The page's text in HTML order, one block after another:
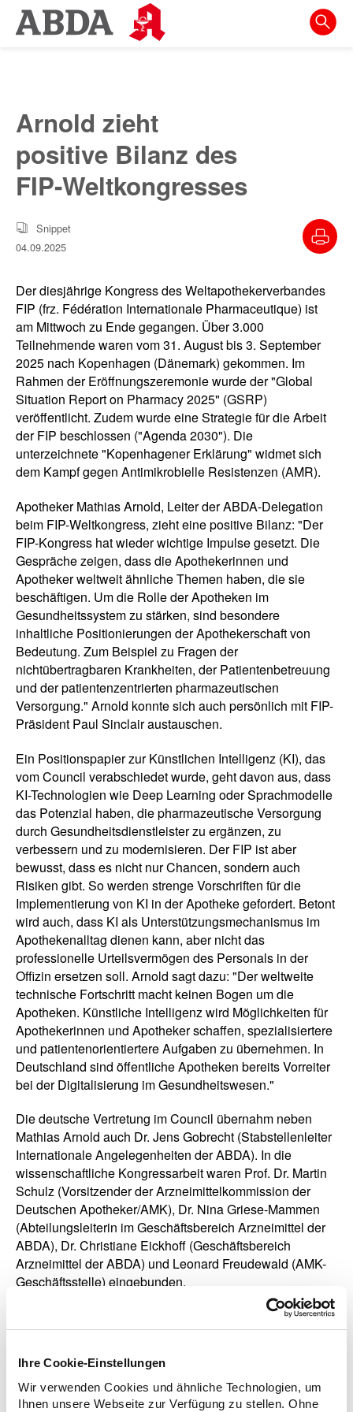
Ihre Cookie-Einstellungen
Wir verwenden Cookies und ähnliche Technologien, um
Ihnen unsere Webseite zur Verfügung zu stellen. Ohne
Springe
direkt
zur
Meta-
Navigation
Inhalt
zur
Arnold zieht
positive Bilanz des
FIP-Weltkongresses
Snippet
04.09.2025
Der diesjährige Kongress des Weltapothekerverbandes
FIP (frz. Fédération Internationale Pharmaceutique) ist
am Mittwoch zu Ende gegangen. Über 3.000
Teilnehmende waren vom 31. August bis 3. September
2025 nach Kopenhagen (Dänemark) gekommen. Im
Rahmen der Eröffnungszeremonie wurde der "Global
Situation Report on Pharmacy 2025" (GSRP)
veröffentlicht. Zudem wurde eine Strategie für die Arbeit
der FIP beschlossen ("Agenda 2030"). Die
unterzeichnete "Kopenhagener Erklärung" widmet sich
dem Kampf gegen Antimikrobielle Resistenzen (AMR).
Apotheker Mathias Arnold, Leiter der ABDA-Delegation
beim FIP-Weltkongress, zieht eine positive Bilanz: "Der
FIP-Kongress hat wieder wichtige Impulse gesetzt. Die
Gespräche zeigen, dass die Apothekerinnen und
Apotheker weltweit ähnliche Themen haben, die sie
beschäftigen. Um die Rolle der Apotheken im
Gesundheitssystem zu stärken, sind besondere
inhaltliche Positionierungen der Apothekerschaft von
Bedeutung. Zum Beispiel zu Fragen der
nichtübertragbaren Krankheiten, der Patientenbetreuung
und der patientenzentrierten pharmazeutischen
Versorgung." Arnold konnte sich auch persönlich mit FIP-
Präsident Paul Sinclair austauschen.
Ein Positionspapier zur Künstlichen Intelligenz (KI), das
vom Council verabschiedet wurde, geht davon aus, dass
KI-Technologien wie Deep Learning oder Sprachmodelle
das Potenzial haben, die pharmazeutische Versorgung
durch Gesundheitsdienstleister zu ergänzen, zu
verbessern und zu modernisieren. Der FIP ist aber
bewusst, dass es nicht nur Chancen, sondern auch
Risiken gibt. So werden strenge Vorschriften für die
Implementierung von KI in der Apotheke gefordert. Betont
wird auch, dass KI als Unterstützungsmechanismus im
Apothekenalltag dienen kann, aber nicht das
professionelle Urteilsvermögen des Personals in der
Offizin ersetzen soll. Arnold sagt dazu: "Der weltweite
technische Fortschritt macht keinen Bogen um die
Apotheken. Künstliche Intelligenz wird Möglichkeiten für
Apothekerinnen und Apotheker schaffen, spezialisiertere
und patientenorientiertere Aufgaben zu übernehmen. In
Deutschland sind öffentliche Apotheken bereits Vorreiter
bei der Digitalisierung im Gesundheitswesen."
Die deutsche Vertretung im Council übernahm neben
Mathias Arnold auch Dr. Jens Gobrecht (Stabstellenleiter
Internationale Angelegenheiten der ABDA). In die
wissenschaftliche Kongressarbeit waren Prof. Dr. Martin
Schulz (Vorsitzender der Arzneimittelkommission der
Deutschen Apotheker/AMK), Dr. Nina Griese-Mammen
(Abteilungsleiterin im Geschäftsbereich Arzneimittel der
ABDA), Dr. Christiane Eickhoff (Geschäftsbereich
Arzneimittel der ABDA) und Leonard Freudewald (AMK-
Geschäftsstelle) eingebunden.